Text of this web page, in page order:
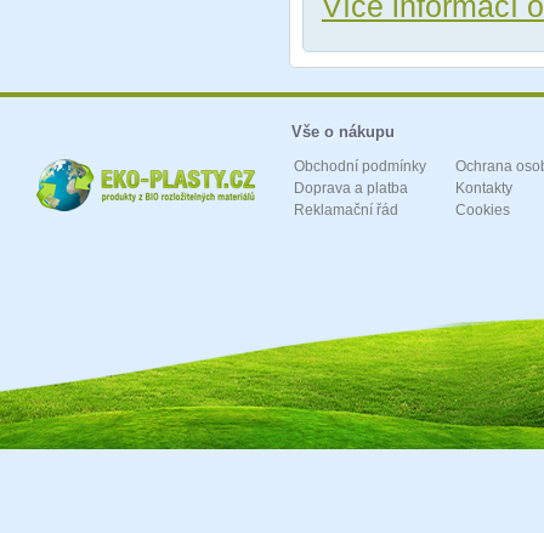
Vše o nákupu
Obchodní podmínky
Doprava a platba
Reklamační řád
Ochrana
Kontakty
Cookies